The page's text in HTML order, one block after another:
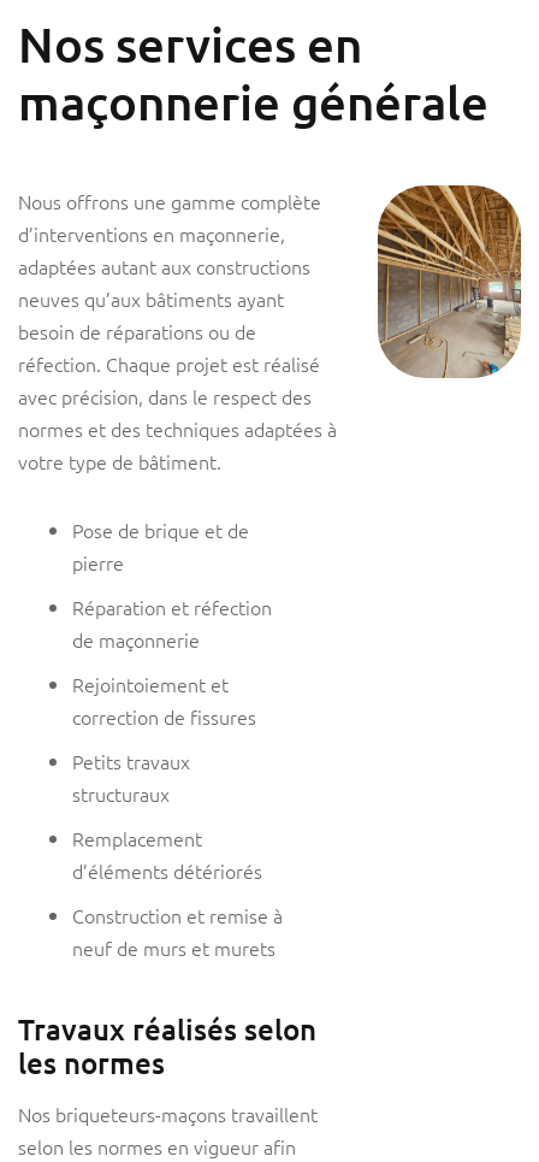
Nos services en
maçonnerie générale
Nous offrons une gamme complète
d’interventions en maçonnerie,
adaptées autant aux constructions
neuves qu’aux bâtiments ayant
besoin de réparations ou de
réfection. Chaque projet est réalisé
avec précision, dans le respect des
normes et des techniques adaptées à
votre type de bâtiment.
Pose de brique et de
pierre
Réparation et réfection
de maçonnerie
Rejointoiement et
correction de fissures
Petits travaux
structuraux
Remplacement
d’éléments détériorés
Construction et remise à
neuf de murs et murets
Travaux réalisés selon
les normes
Nos briqueteurs-maçons travaillent
selon les normes en vigueur afin